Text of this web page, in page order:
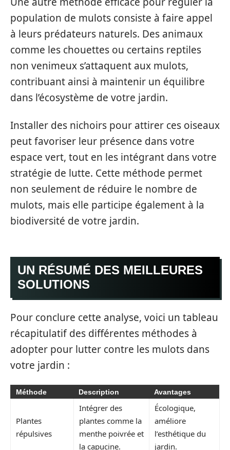
population de mulots consiste à faire appel
à leurs prédateurs naturels. Des animaux
comme les chouettes ou certains reptiles
non venimeux s’attaquent aux mulots,
contribuant ainsi à maintenir un équilibre
dans l’écosystème de votre jardin.
Installer des nichoirs pour attirer ces oiseaux
peut favoriser leur présence dans votre
espace vert, tout en les intégrant dans votre
stratégie de lutte. Cette méthode permet
non seulement de réduire le nombre de
mulots, mais elle participe également à la
biodiversité de votre jardin.
UN RÉSUMÉ DES MEILLEURES
SOLUTIONS
Pour conclure cette analyse, voici un tableau
récapitulatif des différentes méthodes à
adopter pour lutter contre les mulots dans
votre jardin :
Méthode Description Avantages
Plantes
répulsives
Intégrer des
plantes comme la
menthe poivrée et
la capucine.
Écologique,
améliore
l’esthétique du
jardin.